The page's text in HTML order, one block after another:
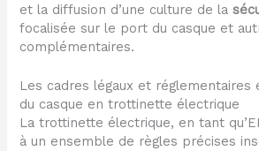
et la diffusion d’une culture de la
focalisée sur le port du casque et
complémentaires.
Les cadres légaux et
du casque en trottinette électrique
La trottinette électrique, en tant
à un ensemble de règles précises